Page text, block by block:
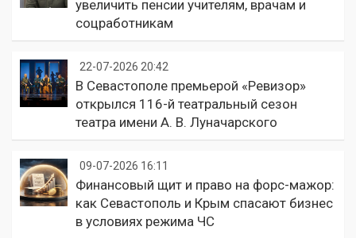
увеличить пенсии учителям, врачам и
соцработникам
22-07-2026 20:42
В Севастополе премьерой «Ревизор»
открылся 116-й театральный сезон
театра имени А. В. Луначарского
09-07-2026 16:11
Финансовый щит и право на форс-мажор:
как Севастополь и Крым спасают бизнес
в условиях режима ЧС